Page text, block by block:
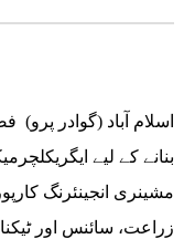
اسلام آباد (گوادر پرو)
بنانے کے لیے
مشینری انجینئرنگ
زراعت، سائنس اور